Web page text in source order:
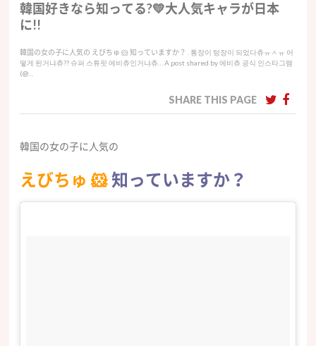
韓国好きなら知ってる?💛大人気キャラが日本
に!!
韓国の女の子に人気の えびちゅ 🐹 知っていますか？ . 통장이 텅장이 되었다츄ㅠㅅㅠ 어
떻게 된거냐츄?? 슈퍼 스튜핏 에비츄인거냐츄… A post shared by 에비츄 공식 인스타그램
(@…
SHARE THIS PAGE
韓国の女の子に人気の
えびちゅ 🐹知っていますか？